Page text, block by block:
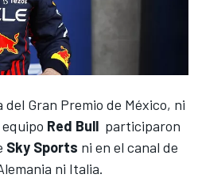
del Gran Premio de México, ni
Red Bull participaron
Sky Sports ni en el canal de
ni Italia.